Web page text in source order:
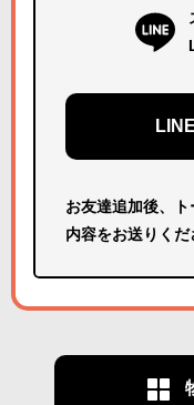
お友達追加後、
内容をお送りくだ